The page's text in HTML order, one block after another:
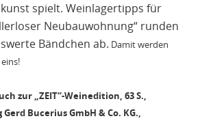
spielt. Weinlagertipps für
Neubauwohnung“ runden
Bändchen ab. Damit werden
zur „ZEIT“-Weinedition, 63 S.,
Bucerius GmbH & Co. KG.,